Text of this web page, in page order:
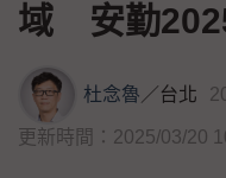
域 安勤
杜念魯／台北
更新時間：2025/03/20